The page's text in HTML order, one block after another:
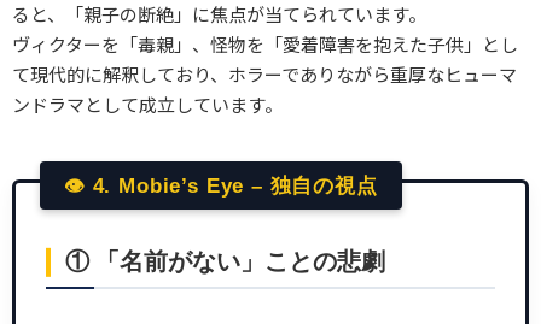
ると、「親子の断絶」に焦点が当てられています。
ヴィクターを「毒親」、怪物を「愛着障害を抱えた子供」とし
て現代的に解釈しており、ホラーでありながら重厚なヒューマ
ンドラマとして成立しています。
👁 4. Mobie’s Eye – 独自の視点
① 「名前がない」ことの悲劇